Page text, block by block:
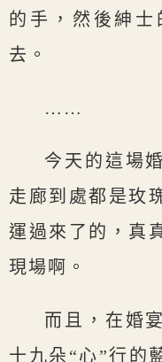
的手，然後紳
去。
……
今天的這場
走廊到處都是玫
運過來了的，真
現場啊。
而且，在婚
十九朵“心”行的